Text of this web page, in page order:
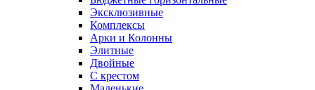
Эксклюзивные
Комплексы
Арки и Колонны
Элитные
Двойные
С крестом